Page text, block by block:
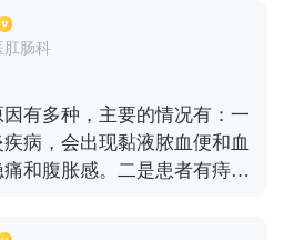
多的血流出。第二种是肛
结，排便时用力过猛等原因
后出血。在排便时血会附着
带血的症状。第三种是痔
大便刺激等原因肠发生炎症
病毒感染会损害出血，就会
类炎症引起大便带血通常是
肛肠科
有多种，主要的情况有：一
病，会出现黏液脓血便和血
和腹胀感。二是患者有痔疮
，大便后还会滴血的现象，